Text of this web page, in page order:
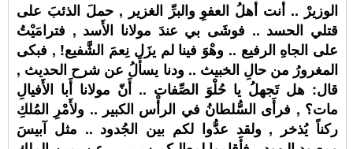
الوزيرْ .. أنت أهلُ العفوِ والبرِّ الغزير , حملَ الذئبَ على
قتلي الحسد .. فوشَى بي عندَ مولانا الأَسد , فترامَيْتُ
على الجاهِ الرفيع .. وهْوَ فينا لم يزَل نِعمَ الشَّفيع! , فبكى
المغرورُ من حالِ الخبيث .. ودنا يسأَلُ عن شرح الحديث ,
قال: هل تَجهلُ يا حُلْوَ الصِّفات .. أَنّ مولانا أَبا الأَفيالِ
مات؟ , فرأَى السُّلطانُ في الرأْس الكبير .. ولأَمْرِ المُلكِ
ركناً يُذخر , ولقد عدُّوا لكم بين الجُدود .. مثل آبيسَ